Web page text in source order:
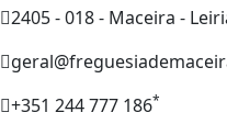
2405 - 018 - Maceira -
+351 244 777 186*